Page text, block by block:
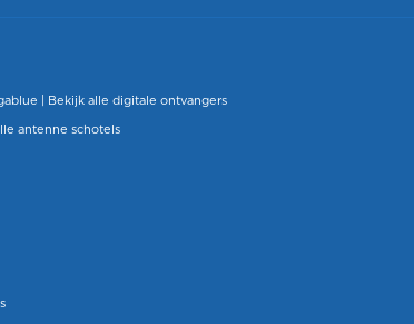
Bekijk alle digitale ontvangers
antenne schotels